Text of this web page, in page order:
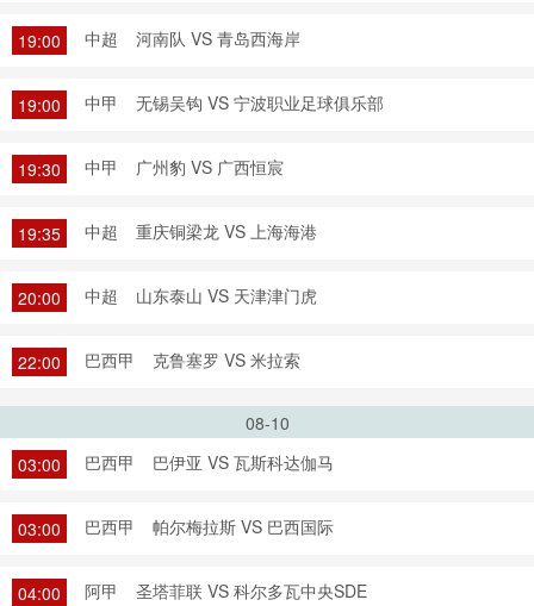
19:00 中超 河南队 VS 青岛西海岸
19:00 中甲 无锡吴钩 VS 宁波职业足球俱乐部
19:30 中甲 广州豹 VS 广西恒宸
19:35 中超 重庆铜梁龙 VS 上海海港
20:00 中超 山东泰山 VS 天津津门虎
22:00 巴西甲 克鲁塞罗 VS 米拉索
08-10
03:00
巴西甲 巴伊亚 VS 瓦斯科达伽马
03:00 巴西甲 帕尔梅拉斯 VS 巴西国际
04:00 阿甲 圣塔菲联 VS 科尔多瓦中央SDE